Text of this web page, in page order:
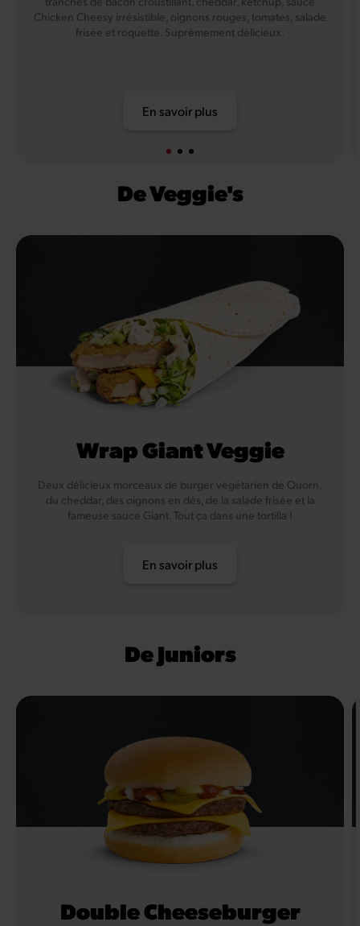
Chicken Cheesy irrésistible, oignons rouges, tomates, salade
frisée et roquette. Suprêmement délicieux.
En savoir plus
De Veggie's
Wrap Giant Veggie
Deux délicieux morceaux de burger végétarien de Quorn,
du cheddar, des oignons en dés, de la salade frisée et la
fameuse sauce Giant. Tout ça dans une tortilla !
En savoir plus
De Juniors
Double Cheeseburger